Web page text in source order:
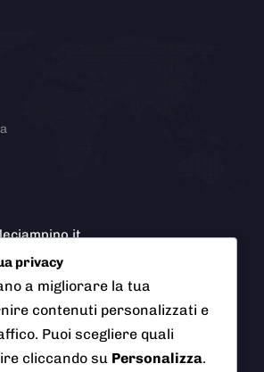
del Comune di Ciampino (Roma). Tutti
i diritti riservati
privacy
a migliorare la tua
contenuti personalizzati e
Puoi scegliere quali
cliccando su Personalizza.